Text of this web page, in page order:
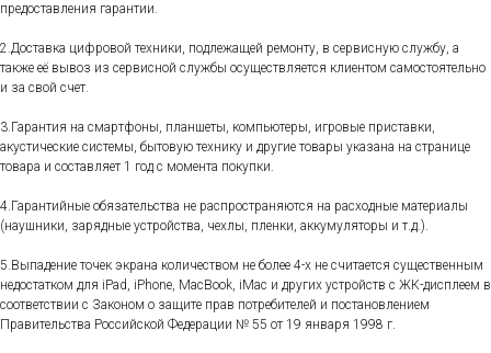
предоставления гарантии.
2.Доставка цифровой техники, подлежащей ремонту, в сервисную службу, а
также её вывоз из сервисной службы осуществляется клиентом самостоятельно
и за свой счет.
3.Гарантия на смартфоны, планшеты, компьютеры, игровые приставки,
акустические системы, бытовую технику и другие товары указана на странице
товара и составляет 1 год с момента покупки.
4.Гарантийные обязательства не распространяются на расходные материалы
(наушники, зарядные устройства, чехлы, пленки, аккумуляторы и т.д.).
5.Выпадение точек экрана количеством не более 4-х не считается существенным
недостатком для iPad, iPhone, MacBook, iMac и других устройств с ЖК-дисплеем в
соответствии с Законом о защите прав потребителей и постановлением
Правительства Российской Федерации № 55 от 19 января 1998 г.